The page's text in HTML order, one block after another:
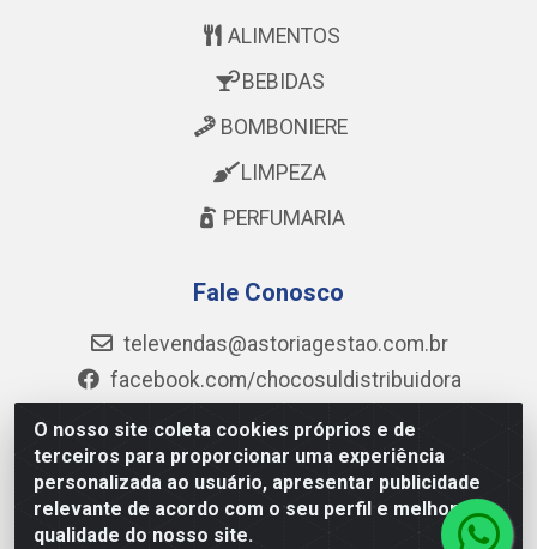
O nosso site coleta cookies próprios e de
terceiros para proporcionar uma experiência
personalizada ao usuário, apresentar publicidade
relevante de acordo com o seu perfil e melhorar a
qualidade do nosso site.
ALIMENTOS
BEBIDAS
BOMBONIERE
LIMPEZA
PERFUMARIA
Fale Conosco
televendas@astoriagestao.com.br
facebook.com/chocosuldistribuidora
@chocosul.distribuidora
(73) 99986-6043